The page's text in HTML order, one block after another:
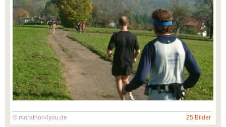
© marathon4you.de 25 Bilder